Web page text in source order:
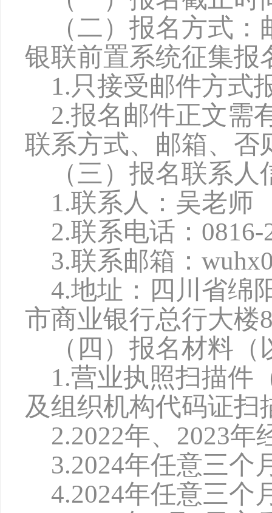
（二）报名方式
银联前置系统征集报
1.只接受邮件方式
2.报名邮件正文需
联系方式、邮箱、否
（三）报名联系人
1.联系人：吴老师
2.联系电话：0816-
3.联系邮箱：
4.地址：四川省绵
市商业银行总行大楼
（四）报名材料
1.营业执照扫描件
及组织机构代码证扫
2.2022年、2023
3.2024年任意三个
4.2024年任意三个